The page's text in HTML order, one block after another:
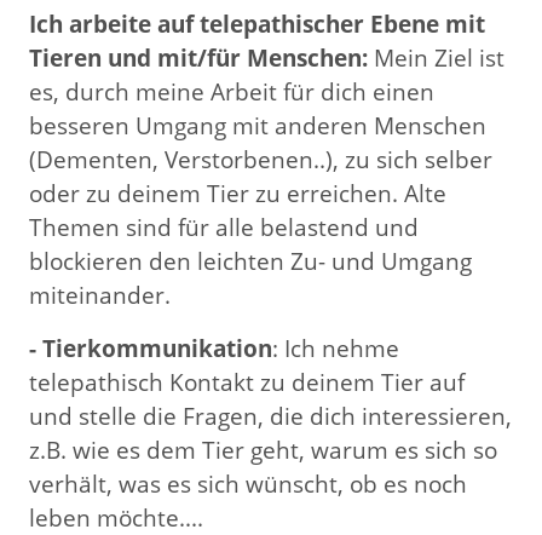
Ich arbeite auf telepathischer Ebene mit
Tieren und mit/für Menschen: Mein Ziel ist
es, durch meine Arbeit für dich einen
besseren Umgang mit anderen Menschen
(Dementen, Verstorbenen..), zu sich selber
oder zu deinem Tier zu erreichen. Alte
Themen sind für alle belastend und
blockieren den leichten Zu- und Umgang
miteinander.
- Tierkommunikation: Ich nehme
telepathisch Kontakt zu deinem Tier auf
und stelle die Fragen, die dich interessieren,
z.B. wie es dem Tier geht, warum es sich so
verhält, was es sich wünscht, ob es noch
leben möchte....